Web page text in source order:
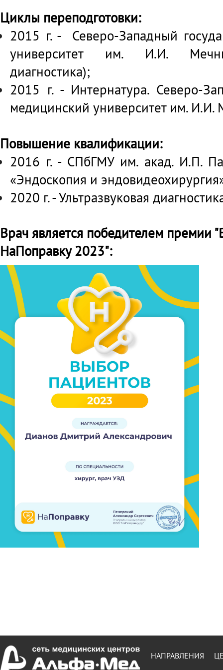
Циклы переподготовки:
2015 г. - Северо-Западный
университет им. И.И.
диагностика);
2015 г. - Интернатура. Северо-
медицинский университет им. И.И.
Повышение квалификации:
2016 г. - СПбГМУ им. акад. И.П.
«Эндоскопия и
2020 г. - Ультразвуковая
Врач является победителем премии
НаПоправку 2023":
НАПРАВЛЕНИЯ